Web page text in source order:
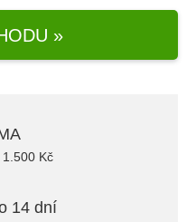
»
Kč
14 dní